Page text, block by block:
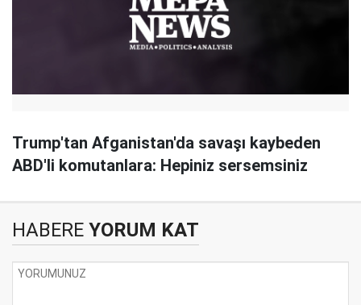
Trump'tan Afganistan'da savaşı kaybeden
ABD'li komutanlara: Hepiniz sersemsiniz
HABERE YORUM KAT